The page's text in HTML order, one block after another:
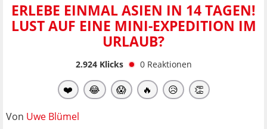
ERLEBE EINMAL ASIEN IN 14 TAGEN!
LUST AUF EINE MINI-EXPEDITION IM
URLAUB?
2.924Klicks 0 Reaktionen
❤️ 😂 😱 🔥 😥 👏
Von Uwe Blümel